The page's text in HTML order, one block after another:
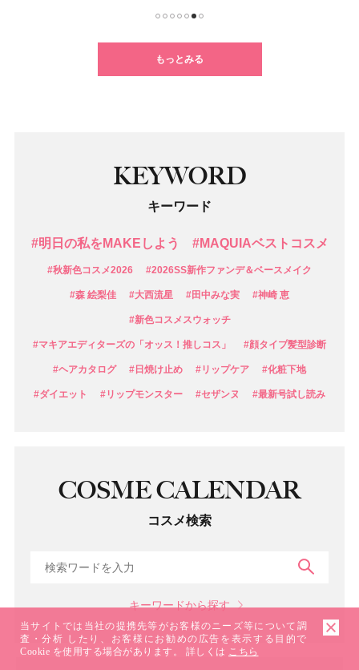
もっとみる
KEYWORD
キーワード
#明日の私をMAKEしよう #MAQUIAベストコスメ
#秋新色コスメ2026 #2026SS新作ファンデ＆ベースメイク
#森 絵梨佳 #大西流星 #田中みな実 #神崎 恵
#新色コスメスウォッチ
#マキアエディターズの「オッス！推しコス」 #顔タイプ髪型診断
#ヘアカタログ #日焼け止め #リップケア #化粧下地
#ダイエット #リップモンスター #セザンヌ #最新号試し読み
COSME CALENDAR
コスメ検索
キーワードから探す
当サイトでは当社の提携先等がお客様のニーズ等について調
査・分析 したり、お客様にお勧めの広告を表示する目的で
Cookie を使用する場合があります。 詳しくは こちら